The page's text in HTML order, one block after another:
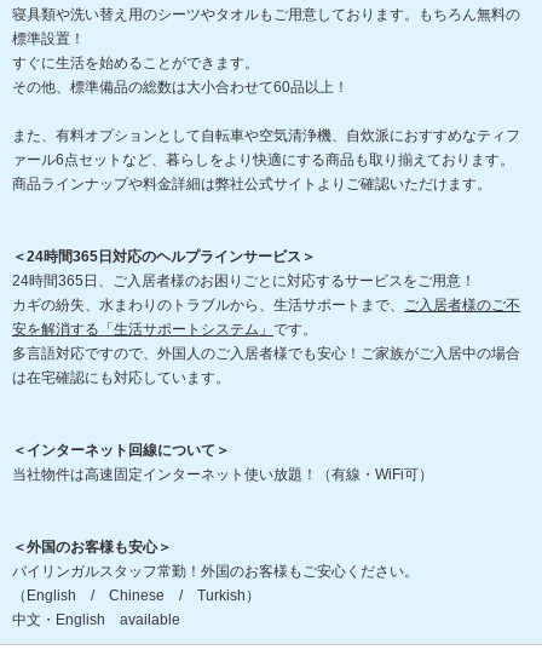
寝具類や洗い替え用のシーツやタオルもご用意しております。もちろん無料の
標準設置！
すぐに生活を始めることができます。
その他、標準備品の総数は大小合わせて60品以上！
また、有料オプションとして自転車や空気清浄機、自炊派におすすめなティフ
ァール6点セットなど、暮らしをより快適にする商品も取り揃えております。
商品ラインナップや料金詳細は弊社公式サイトよりご確認いただけます。
＜24時間365日対応のヘルプラインサービス＞
24時間365日、ご入居者様のお困りごとに対応するサービスをご用意！
カギの紛失、水まわりのトラブルから、生活サポートまで、 ご入居者様のご不
安を解消する「生活サポートシステム」 です。
多言語対応ですので、外国人のご入居者様でも安心！ご家族がご入居中の場合
は在宅確認にも対応しています。
＜インターネット回線について＞
当社物件は高速固定インターネット使い放題！（有線・WiFi可）
＜外国のお客様も安心＞
バイリンガルスタッフ常勤！外国のお客様もご安心ください。
（English / Chinese / Turkish）
中文・English available